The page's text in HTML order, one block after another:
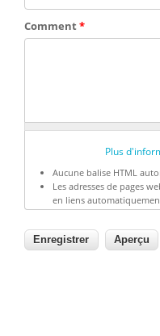
Comment*
Plus
Aucune balise HTML
Les adresses de pages
en liens